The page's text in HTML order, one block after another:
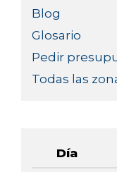
Blog
Glosario
Pedir
Todas las
Día